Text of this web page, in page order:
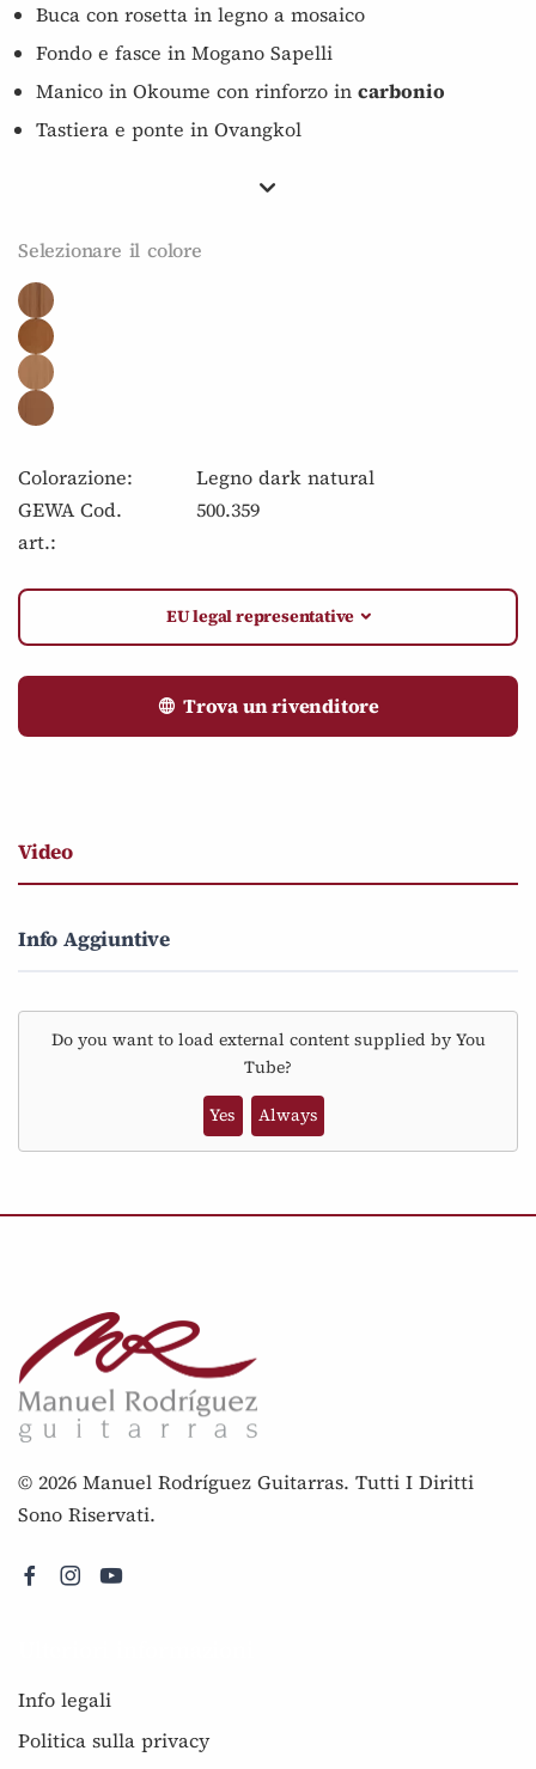
Buca con rosetta in legno a mosaico
Fondo e fasce in Mogano Sapelli
Manico in Okoume con rinforzo in carbonio
Tastiera e ponte in Ovangkol
Selezionare il colore
Colorazione:
Legno dark natural
GEWA Cod.
art.:
500.359
EU legal representative
Trova un rivenditore
Video
Info Aggiuntive
Do you want to load external content supplied by You
Tube?
Yes Always
© 2026 Manuel Rodríguez Guitarras. Tutti I Diritti
Sono Riservati.
Info legali
Politica sulla privacy